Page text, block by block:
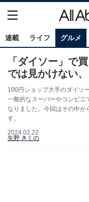
連載 ライフ グルメ
「ダイソー」で
では見かけない
100円ショップ大手のダイソ
一般的なスーパーやコンビニ
なりました。今回はその中か
す。
2024.02.22
矢野 きくの